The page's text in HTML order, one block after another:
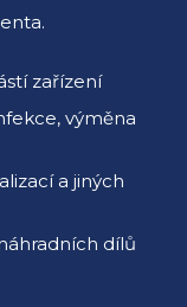
zařízení
výměna
a jiných
dílů